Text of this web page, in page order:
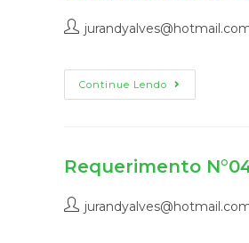
Continue Lendo
Requerimento